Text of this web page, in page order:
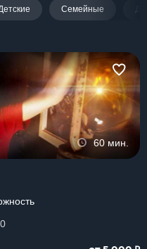
Семейные
60 мин.